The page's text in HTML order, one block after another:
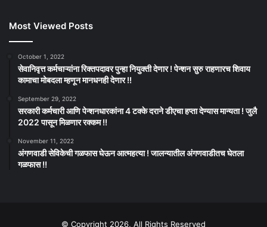
Most Viewed Posts
October 1, 2022
सेवानिवृत्त कर्मचाऱ्यांना रिक्तपदावर पुन्हा नियुक्ती देणार ! पेन्शन सुरु राहणारच शिवाय
कामाचा मोबदला म्हणून मानधनही देणार !!
September 29, 2022
सरकारी कर्मचारी आणि पेन्शनधारकांना 4 टक्के दराने डीएचा हप्ता देण्यास मान्यता ! जुलै
2022 पासून मिळणार रक्कम !!
November 11, 2022
अंगणवाडी सेविकेची गळफास घेऊन आत्महत्या ! जालन्यातील अंगणवाडीतच घेतला
गळफास !!
© Copyright 2026, All Rights Reserved